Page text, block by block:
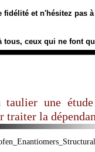
fidélité et n'hésitez pas
tous, ceux qui ne font
taulier une
traiter la